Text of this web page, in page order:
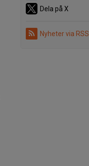
Dela på X
Nyheter via RSS